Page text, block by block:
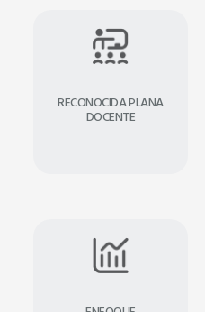
RECONOCIDA PLANA
DOCENTE